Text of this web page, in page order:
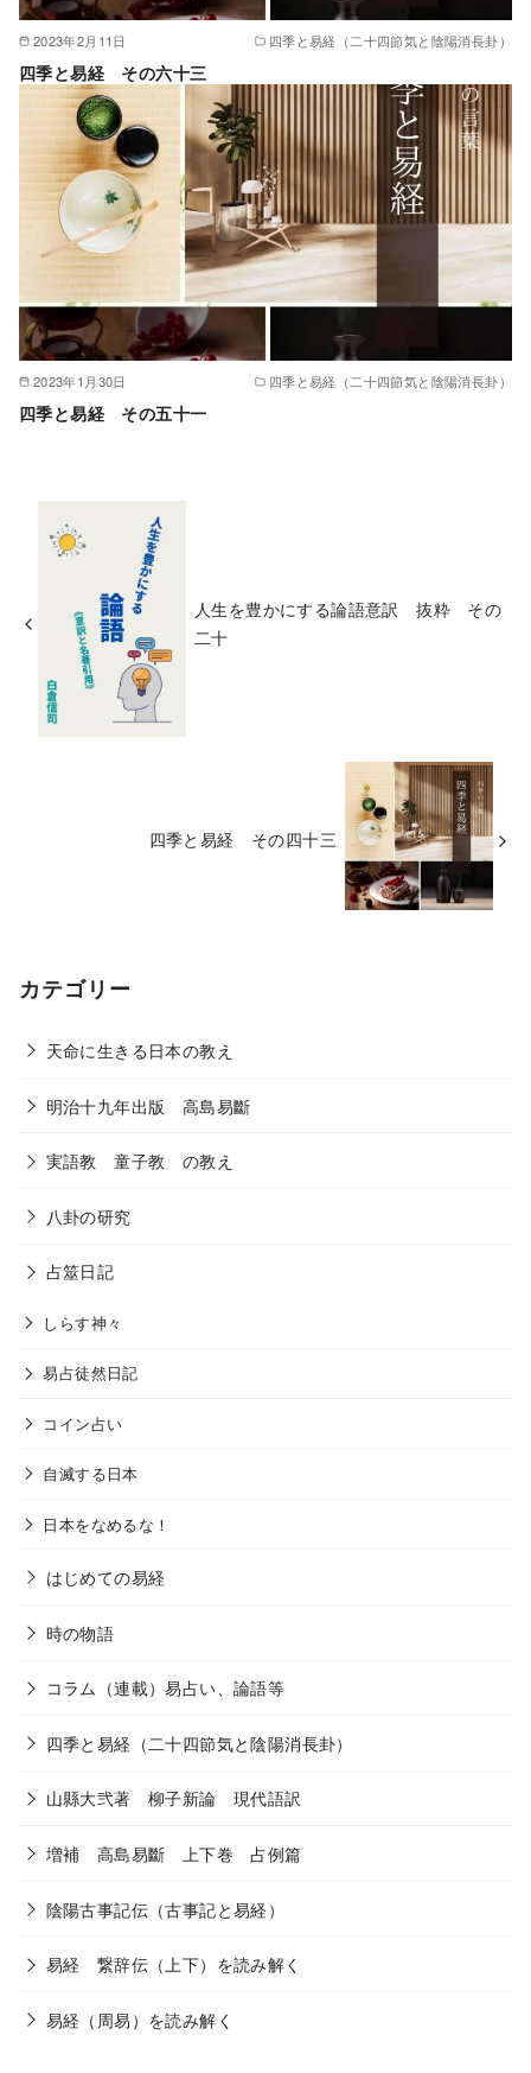
2023年2月11日 四季と易経（二十四節気と陰陽消長卦）
四季と易経 その六十三
2023年1月30日 四季と易経（二十四節気と陰陽消長卦）
四季と易経 その五十一
人生を豊かにする論語意訳 抜粋 その
二十
四季と易経 その四十三
カテゴリー
天命に生きる日本の教え
明治十九年出版 高島易斷
実語教 童子教 の教え
八卦の研究
占筮日記
しらす神々
易占徒然日記
コイン占い
自滅する日本
日本をなめるな！
はじめての易経
時の物語
コラム（連載）易占い、論語等
四季と易経（二十四節気と陰陽消長卦）
山縣大弐著 柳子新論 現代語訳
増補 高島易斷 上下巻 占例篇
陰陽古事記伝（古事記と易経）
易経 繋辞伝（上下）を読み解く
易経（周易）を読み解く